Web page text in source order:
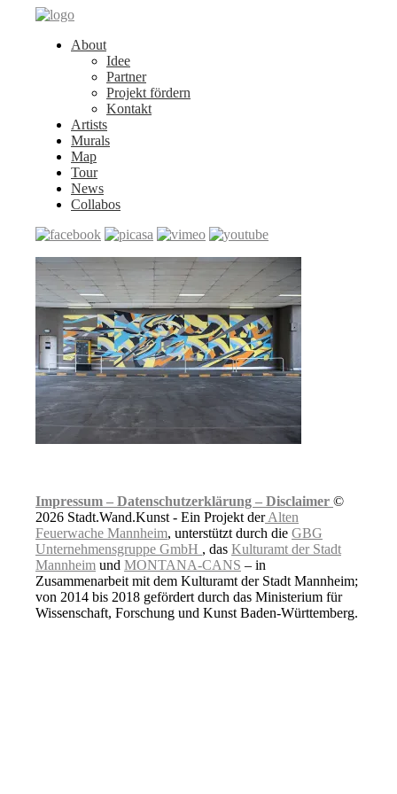
About
Idee
Partner
Projekt fördern
Kontakt
Artists
Murals
Map
Tour
News
Collabos
Impressum – Datenschutzerklärung – Disclaimer ©
2026 Stadt.Wand.Kunst - Ein Projekt derAlten
Feuerwache Mannheim, unterstützt durch die GBG
Unternehmensgruppe GmbH , das Kulturamt der Stadt
Mannheim und MONTANA-CANS – in
Zusammenarbeit mit dem Kulturamt der Stadt Mannheim;
von 2014 bis 2018 gefördert durch das Ministerium für
Wissenschaft, Forschung und Kunst Baden-Württemberg.